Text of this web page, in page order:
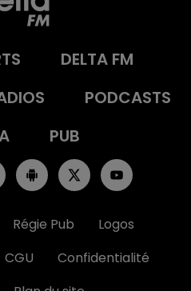
DELTA FM
PODCASTS
PUB
Régie Pub
Logos
CGU
Confidentialité